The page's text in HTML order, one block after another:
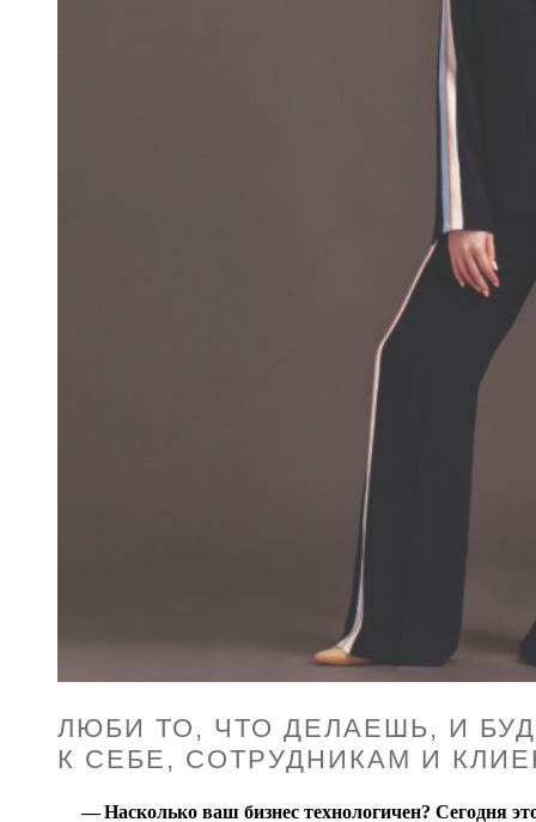
ЛЮБИ ТО, ЧТО ДЕЛАЕШЬ, И
К СЕБЕ, СОТРУДНИКАМ И
— Насколько ваш бизнес технологичен? Сегодня